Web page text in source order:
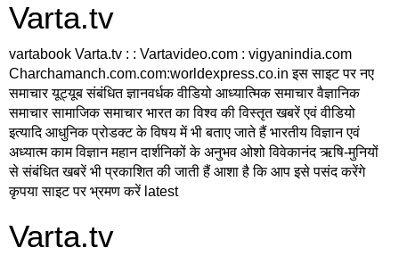
Varta.tv
vartabook Varta.tv : : Vartavideo.com : vigyanindia.com
Charchamanch.com.com:worldexpress.co.in इस साइट पर नए
समाचार यूट्यूब संबंधित ज्ञानवर्धक वीडियो आध्यात्मिक समाचार वैज्ञानिक
समाचार सामाजिक समाचार भारत का विश्व की विस्तृत खबरें एवं वीडियो
इत्यादि आधुनिक प्रोडक्ट के विषय में भी बताए जाते हैं भारतीय विज्ञान एवं
अध्यात्म काम विज्ञान महान दार्शनिकों के अनुभव ओशो विवेकानंद ऋषि-मुनियों
से संबंधित खबरें भी प्रकाशित की जाती हैं आशा है कि आप इसे पसंद करेंगे
कृपया साइट पर भ्रमण करें latest
Varta.tv